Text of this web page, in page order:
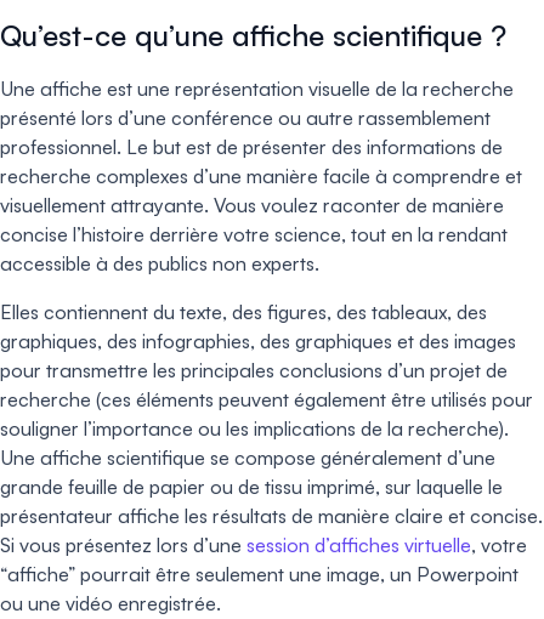
Qu’est-ce qu’une affiche scientifique ?
Une affiche est une représentation visuelle de la recherche
présenté lors d’une conférence ou autre rassemblement
professionnel. Le but est de présenter des informations de
recherche complexes d’une manière facile à comprendre et
visuellement attrayante. Vous voulez raconter de manière
concise l’histoire derrière votre science, tout en la rendant
accessible à des publics non experts.
Elles contiennent du texte, des figures, des tableaux, des
graphiques, des infographies, des graphiques et des images
pour transmettre les principales conclusions d’un projet de
recherche (ces éléments peuvent également être utilisés pour
souligner l’importance ou les implications de la recherche).
Une affiche scientifique se compose généralement d’une
grande feuille de papier ou de tissu imprimé, sur laquelle le
présentateur affiche les résultats de manière claire et concise.
Si vous présentez lors d’une session d’affiches virtuelle, votre
“affiche” pourrait être seulement une image, un Powerpoint
ou une vidéo enregistrée.